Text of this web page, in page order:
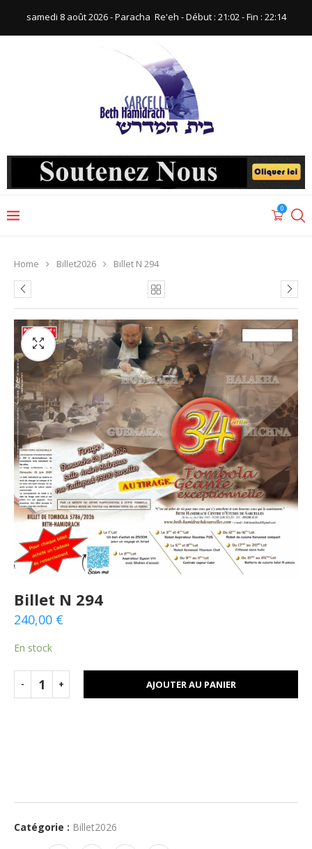
samedi 8 août 2026 - Paracha ‪ Re'eh‬ - Début : 21:02‬ - Fin : ‪22:14‬
0
Home Billet2026 Billet N 294
Billet N 294
240,00 €
En stock
AJOUTER AU PANIER
Catégorie : Billet2026